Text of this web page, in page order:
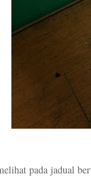
pada jadual